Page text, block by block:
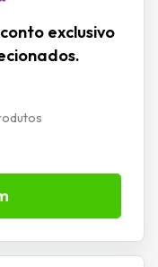
exclusivo